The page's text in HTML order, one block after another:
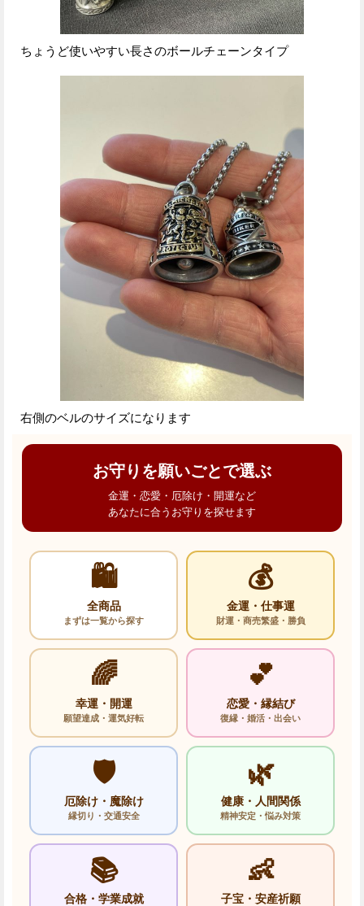
ちょうど使いやすい長さのボールチェーンタイプ
右側のベルのサイズになります
お守りを願いごとで選ぶ
金運・恋愛・厄除け・開運など
あなたに合うお守りを探せます
🛍️
全商品
まずは一覧から探す
💰
金運・仕事運
財運・商売繁盛・勝負
🌈
幸運・開運
願望達成・運気好転
💕
恋愛・縁結び
復縁・婚活・出会い
🛡️
厄除け・魔除け
縁切り・交通安全
🌿
健康・人間関係
精神安定・悩み対策
📚
合格・学業成就
👶
子宝・安産祈願